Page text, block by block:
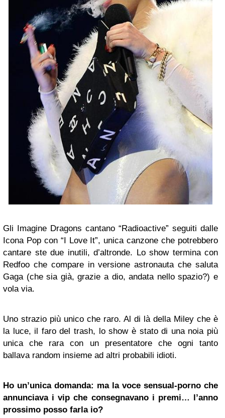
Gli Imagine Dragons cantano “Radioactive” seguiti dalle
Icona Pop con “I Love It”, unica canzone che potrebbero
cantare ste due inutili, d’altronde. Lo show termina con
Redfoo che compare in versione astronauta che saluta
Gaga (che sia già, grazie a dio, andata nello spazio?) e
vola via.
Uno strazio più unico che raro. Al di là della Miley che è
la luce, il faro del trash, lo show è stato di una noia più
unica che rara con un presentatore che ogni tanto
ballava random insieme ad altri probabili idioti.
Ho un’unica domanda: ma la voce sensual-porno che
annunciava i vip che consegnavano i premi… l’anno
prossimo posso farla io?